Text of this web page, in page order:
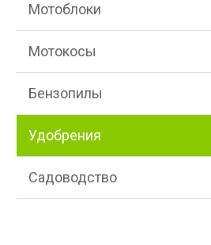
Мотоблоки
Мотокосы
Бензопилы
Удобрения
Садоводство